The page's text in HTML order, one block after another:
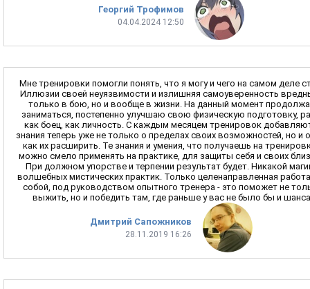
Георгий Трофимов
04.04.2024 12:50
Дмитрий Сапожников
28.11.2019 16:26
Мне тренировки помогли понять, что я могу и чего на самом деле
Иллюзии своей неуязвимости и излишняя самоуверенность
только в бою, но и вообще в жизни. На данный момент
заниматься, постепенно улучшаю свою физическую подготовку,
как боец, как личность. С каждым месяцем тренировок
знания теперь уже не только о пределах своих возможностей, но и
как их расширить. Те знания и умения, что получаешь на
можно смело применять на практике, для защиты себя и своих
При должном упорстве и терпении результат будет. Никакой
волшебных мистических практик. Только целенаправленная
собой, под руководством опытного тренера - это поможет не
выжить, но и победить там, где раньше у вас не было бы и